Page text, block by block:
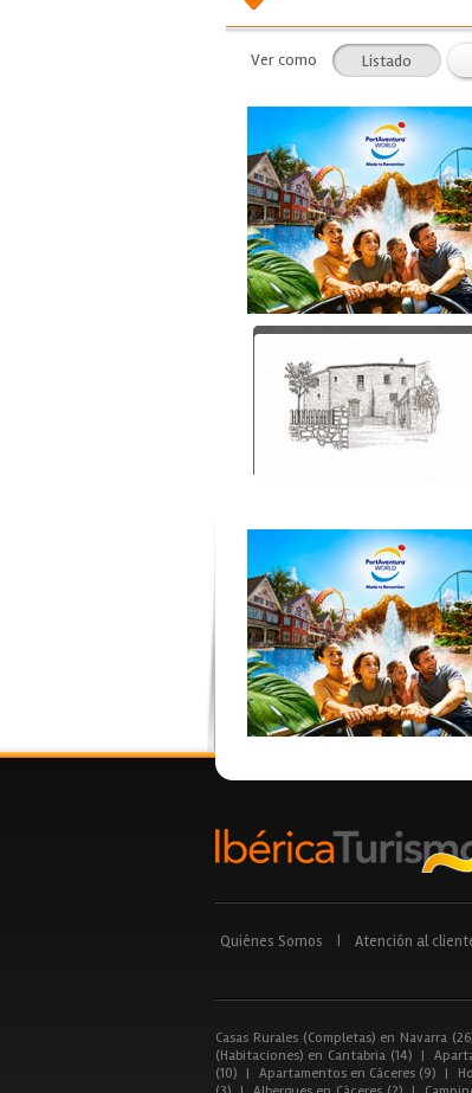
Ver como Listado
Quiénes Somos Atención al
Casas Rurales (Completas) en Navarra
(Habitaciones) en Cantabria (14)
|
(10)
| Apartamentos en Cáceres (9) |